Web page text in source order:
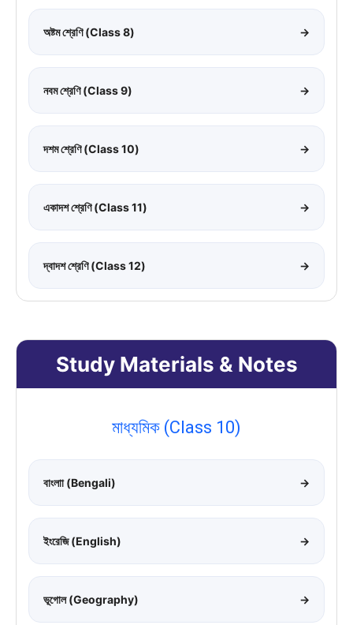
অষ্টম শ্রেণি (Class 8) →
নবম শ্রেণি (Class 9) →
দশম শ্রেণি (Class 10) →
একাদশ শ্রেণি (Class 11) →
দ্বাদশ শ্রেণি (Class 12) →
Study Materials & Notes
মাধ্যমিক (Class 10)
বাংলাা (Bengali) →
ইংরেজি (English) →
ভূগোল (Geography) →